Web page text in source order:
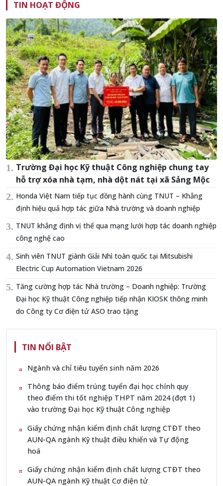
TIN HOẠT ĐỘNG
Trường Đại học Kỹ thuật Công nghiệp chung tay
hỗ trợ xóa nhà tạm, nhà dột nát tại xã Sảng Mộc
Honda Việt Nam tiếp tục đồng hành cùng TNUT – Khẳng
định hiệu quả hợp tác giữa Nhà trường và doanh nghiệp
TNUT khẳng định vị thế qua mạng lưới hợp tác doanh nghiệp
công nghệ cao
Sinh viên TNUT giành Giải Nhì toàn quốc tại Mitsubishi
Electric Cup Automation Vietnam 2026
Tăng cường hợp tác Nhà trường – Doanh nghiệp: Trường
Đại học Kỹ thuật Công nghiệp tiếp nhận KIOSK thông minh
do Công ty Cơ điện tử ASO trao tặng
TIN NỔI BẬT
Ngành và chỉ tiêu tuyển sinh năm 2026
Thông báo điểm trúng tuyển đại học chính quy
theo điểm thi tốt nghiệp THPT năm 2024 (đợt 1)
vào trường Đại học Kỹ thuật Công nghiệp
Giấy chứng nhận kiểm định chất lượng CTĐT theo
AUN-QA ngành Kỹ thuật điều khiển và Tự động
hoá
Giấy chứng nhận kiểm định chất lượng CTĐT theo
AUN-QA ngành Kỹ thuật Cơ điện tử